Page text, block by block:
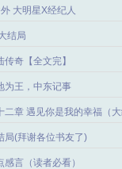
大明星X经纪人
结局
奇【全文完】
王，中东记事
二章 遇见你是我的幸福（
局(拜谢各位书友了)
感言（读者必看）